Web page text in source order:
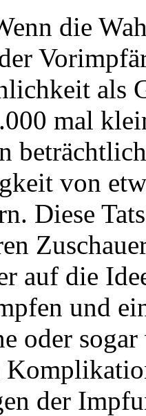
die
als
mal
von
Diese
auf die
und
oder
der